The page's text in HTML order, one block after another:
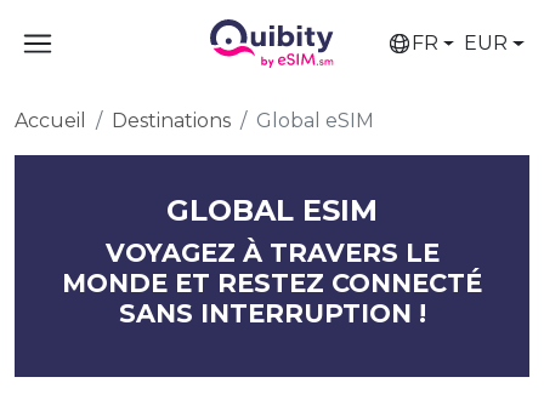
FR EUR
Accueil Destinations Global eSIM
GLOBAL ESIM
VOYAGEZ À TRAVERS LE
MONDE ET RESTEZ CONNECTÉ
SANS INTERRUPTION !